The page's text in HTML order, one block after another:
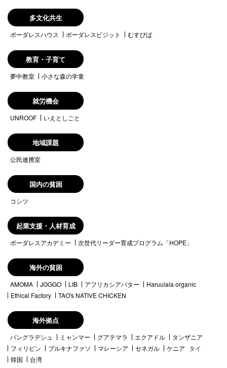
多文化共生
ボーダレスハウス ボーダレスビジット むすびば
教育・子育て
夢中教室 小さな森の学童
就労機会
UNROOF いえとしごと
地域課題
公民連携室
国内の貧困
コシツ
起業支援・人材育成
ボーダレスアカデミー 次世代リーダー育成プログラム「HOPE」
海外の貧困
AMOMA JOGGO LIB アフリカシアバター
Haruulala organic
Ethical Factory
TAO's NATIVE CHICKEN
海外拠点
バングラデシュ ミャンマー グアテマラ エクアドル
タンザニア
フィリピン
ブルキナファソ マレーシア セネガル ケニア タイ
韓国
台湾